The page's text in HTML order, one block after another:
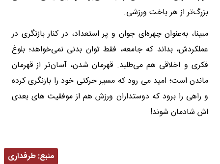
بزرگ‌تر از هر باخت ورزشی.
مبینا، به‌عنوان چهره‌ای جوان و پر استعداد، در کنار بازنگری در
عملکردش، بداند که جامعه، فقط توان بدنی نمی‌خواهد؛ بلوغ
فکری و اخلاقی هم می‌طلبد. قهرمان شدن، آسان‌تر از قهرمان
ماندن است؛ امید می رود که مسیر حرکتی خود را بازنگری کرده
و راهی را برود که دوستداران ورزش هم از موفقیت های بعدی
اش شادمان شوند!
منبع:طرفداری